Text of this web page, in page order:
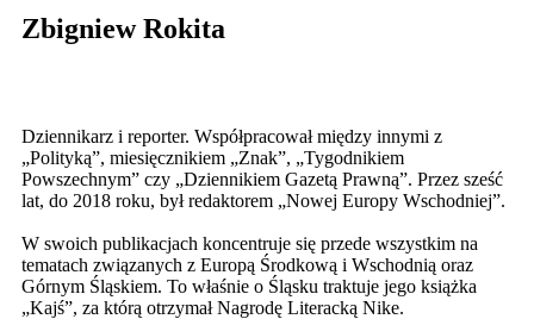
Zbigniew Rokita
Dziennikarz i reporter. Współpracował między innymi z
„Polityką”, miesięcznikiem „Znak”, „Tygodnikiem
Powszechnym” czy „Dziennikiem Gazetą Prawną”. Przez sześć
lat, do 2018 roku, był redaktorem „Nowej Europy Wschodniej”.
W swoich publikacjach koncentruje się przede wszystkim na
tematach związanych z Europą Środkową i Wschodnią oraz
Górnym Śląskiem. To właśnie o Śląsku traktuje jego książka
„Kajś”, za którą otrzymał Nagrodę Literacką Nike.